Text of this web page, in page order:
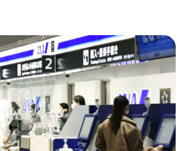
cần tư
vấn